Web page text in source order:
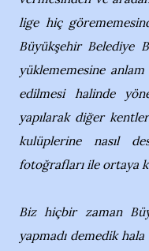
lige hiç
Büyükşehir Belediye
yüklememesine
edilmesi halinde
yapılarak diğer
kulüplerine nasıl
fotoğrafları ile ortaya
Biz hiçbir zaman
yapmadı demedik